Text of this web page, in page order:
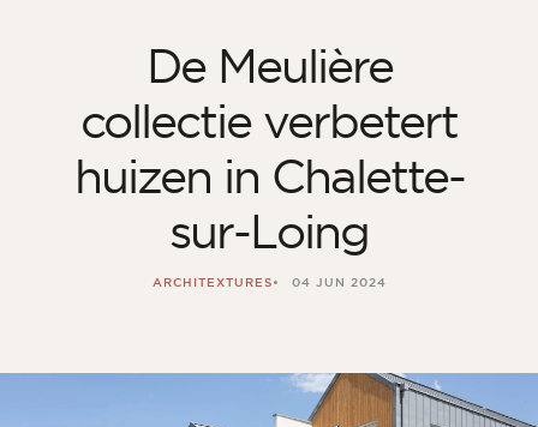
De Meulière
collectie verbetert
huizen in Chalette-
sur-Loing
ARCHITEXTURES 04 JUN 2024